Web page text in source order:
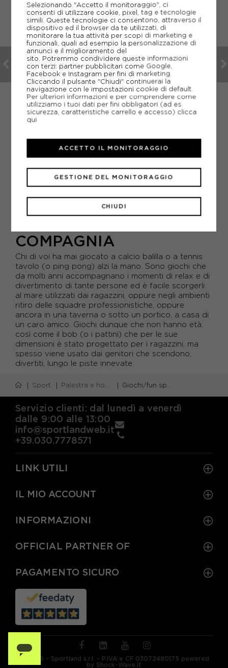
TU
ACQUISTA
-30% 27,97€
39,95€
COMPAGNIA
Chi di voi ha mai giocato a calcio balilla o a tennis
tavolo (o ping pong) alzi la mano. Sono giochi che
da molti anni accompagnano i momenti di relax e di
divertimento di tante persone ed è facile scorgerli
al mare utilizzati dai ragazzini, oppure negli ambienti
ritiro delle squadre professionistiche, oppure
ancora in una taverna o sotto un portico, a casa di
un caro amico. Giochi dunque che non hanno età,
così come il bob (o i pattini) che per le sue
dimensioni è stato progettato per i ragazzini, ma
spesso viene usato dai genitori che scendono,
divertiti, lungo le piste innevate.
Sport Palestra e home gym Giochi/fun sport
Servizio clienti: dal lunedì a venerdì
dalle 9:00 alle 13:00
info@sportlandweb.it
+39.030.7778571
LINK UTILI
IL MIO ACCOUNT
INFORMAZIONI
OFFICIAL PARTNER OF
PAGAMENTO SICURO
© 2026 - Sportland s.r.l. - P.IVA e CF 03072480175 powered
by Shock-Wave.it
Selezionando "Accetto il monitoraggio", ci
consenti di utilizzare cookie, pixel, tag e tecnologie
simili. Queste tecnologie ci consentono, attraverso il
dispositivo ed il browser da te utilizzati, di
monitorare la tua attività per scopi di marketing e
funzionali, quali ad esempio la personalizzazione di
annunci e il miglioramento del
sito. Potremmo condividere queste informazioni
con terzi: partner pubblicitari come Google,
Facebook e Instagram per fini di marketing.
Cliccando il pulsante "Chiudi" continuerai la
navigazione con le impostazioni cookie di default.
Per ulteriori informazioni e per comprendere come
utilizziamo i tuoi dati per fini obbligatori (ad es.
sicurezza, caratteristiche carrello e accesso) clicca
qui
CHIUDI
GESTIONE DEL MONITORAGGIO
ACCETTO IL MONITORAGGIO